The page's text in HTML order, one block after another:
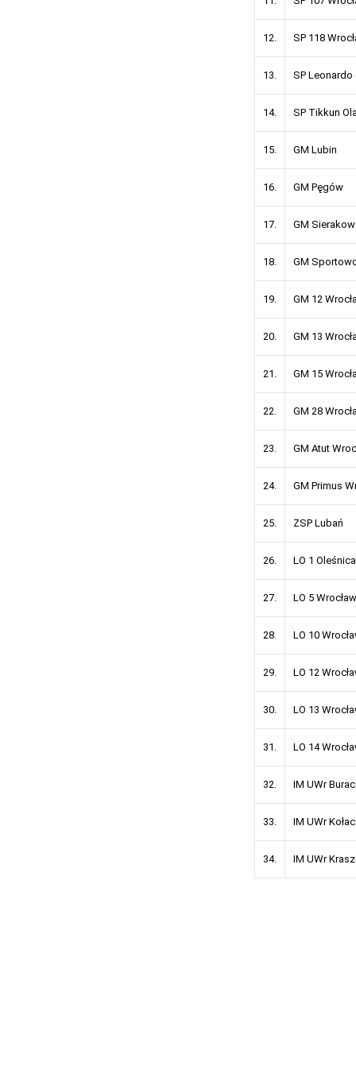
12. SP 118
13. SP Leonardo
14. SP Tikkun
15. GM Lubin
16. GM Pęgów
17. GM
18. GM
19. GM 12
20. GM 13
21. GM 15
22. GM 28
23. GM Atut
24. GM Primus
25. ZSP Lubań
26. LO 1 Oleśnica
27. LO 5 Wrocław
28. LO 10
29. LO 12
30. LO 13
31. LO 14
32. IM UWr
33. IM UWr
34. IM UWr